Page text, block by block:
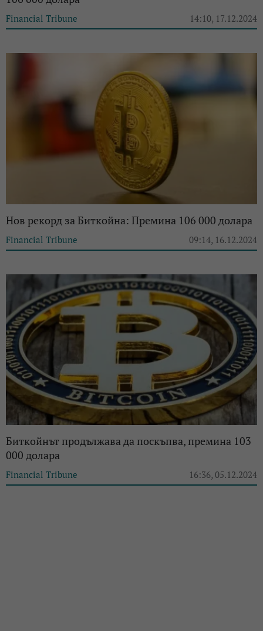
Financial Tribune 14:10, 17.12.2024
Нов рекорд за Биткойна: Премина 106 000 долара
Financial Tribune 09:14, 16.12.2024
Биткойнът продължава да поскъпва, премина 103
000 долара
Financial Tribune 16:36, 05.12.2024